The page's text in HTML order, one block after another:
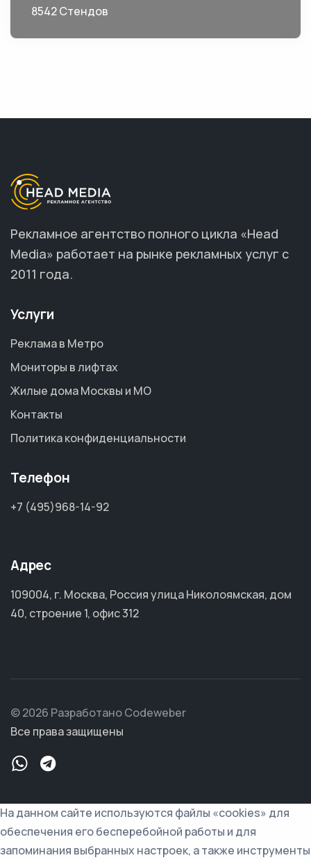
8542 Стендов
Рекламное агентство полного цикла «Head
Media» работает на рынке рекламных услуг с
2011 года.
Услуги
Реклама в Метро
Мониторы в лифтах
Жилые дома Москвы и МО
Контакты
Политика конфиденциальности
Телефон
+7 (495)968-14-92
Адрес
109004, г. Москва, Россия улица Николоямская, дом
40, строение 1, офис 312
© 2026 Разработано Codeweber
Все права защищены
На данном сайте используются файлы «cookies» для
обеспечения его бесперебойной работы и для
запоминания выбранных настроек, а также инструменты